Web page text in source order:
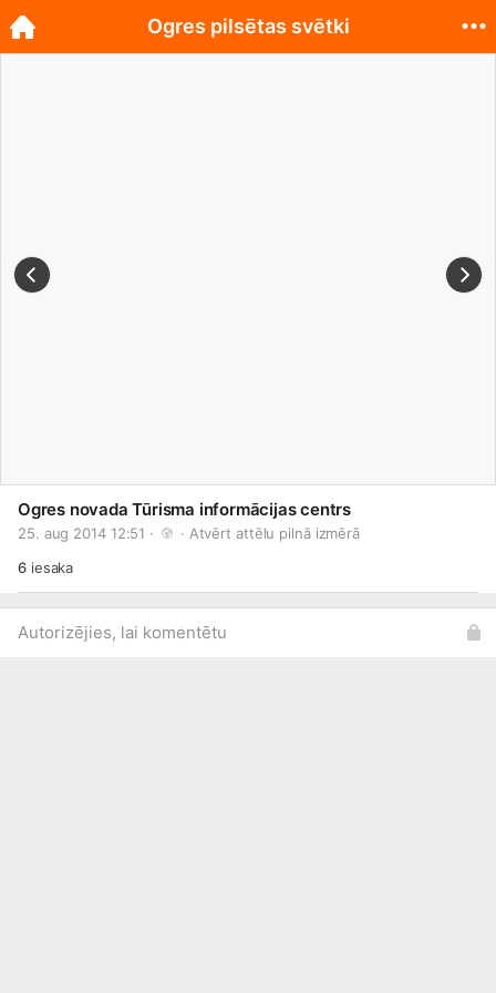
Ogres novada Tūrisma informācijas centrs
25. aug 2014 12:51 · · Atvērt attēlu pilnā izmērā
6iesaka
Autorizējies, lai komentētu
Ogres pilsētas svētki